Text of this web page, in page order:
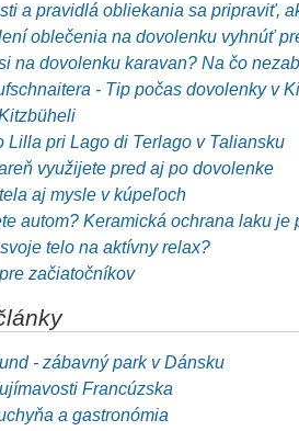
a pravidlá obliekania sa pripraviť,
oblečenia na dovolenku vyhnúť
na dovolenku karavan? Na čo
- Tip počas dovolenky v
Lilla pri Lago di Terlago v Taliansku
využijete pred aj po dovolenke
aj mysle v kúpeľoch
autom? Keramická ochrana laku je
telo na aktívny relax?
začiatočníkov
- zábavný park v Dánsku
Francúzska
a gastronómia